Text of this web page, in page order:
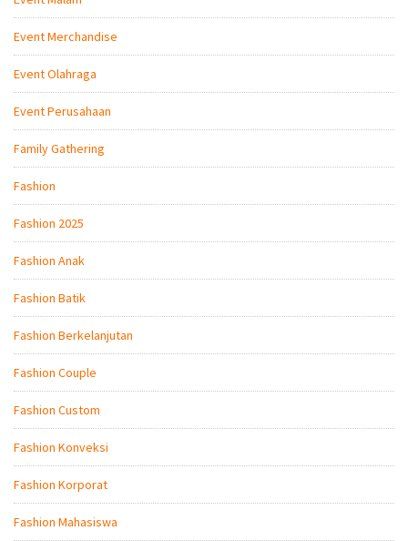
Event Merchandise
Event Olahraga
Event Perusahaan
Family Gathering
Fashion
Fashion 2025
Fashion Anak
Fashion Batik
Fashion Berkelanjutan
Fashion Couple
Fashion Custom
Fashion Konveksi
Fashion Korporat
Fashion Mahasiswa